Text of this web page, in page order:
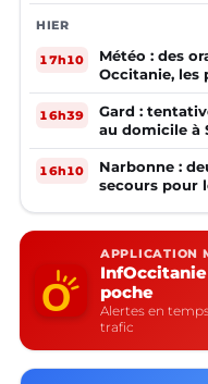
HIER
17h10
Météo : des
Occitanie, les
16h39
Gard :
au domicile à
16h10
Narbonne :
secours pour
APPLICATION
poche
Alertes en
trafic